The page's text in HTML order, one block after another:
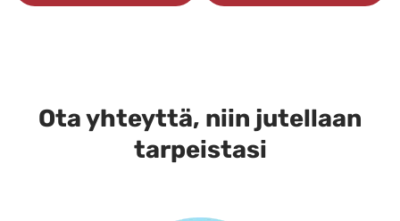
Ota yhteyttä, niin jutellaan
tarpeistasi